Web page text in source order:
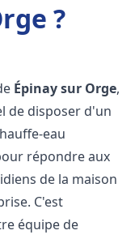
?
Épinay sur Orge,
de disposer d'un
eau
répondre aux
de la maison
C'est
équipe de